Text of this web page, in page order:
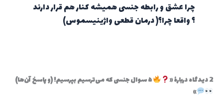
چرا عشق و رابطه جنسی همیشه کنار هم قرار دارند
؟ واقعا چرا؟( درمان قطعی واژینیسموس)
2 دیدگاه دربارهٔ «
۵ سوال جنسی که می‌ترسیم بپرسیم! (و پاسخ‌ آن‌ها)
»